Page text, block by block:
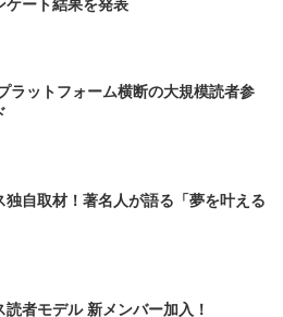
ラットフォーム横断の大規模読者参
独自取材！著名人が語る「夢を叶える
読者モデル 新メンバー加入！